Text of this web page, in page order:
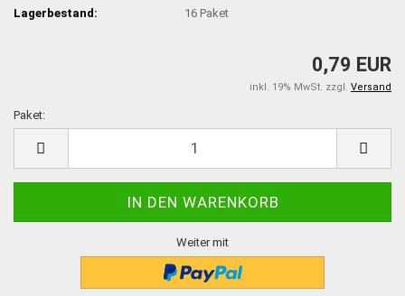
Lagerbestand: 16Paket
0,79 EUR
inkl. 19% MwSt. zzgl. Versand
Paket:
Weiter mit